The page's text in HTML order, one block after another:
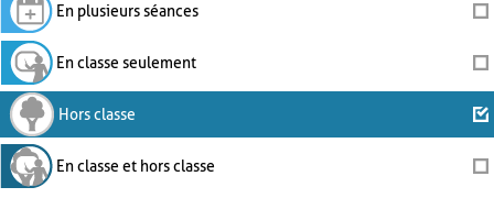
En plusieurs séances
En classe seulement
Hors classe
En classe et hors classe